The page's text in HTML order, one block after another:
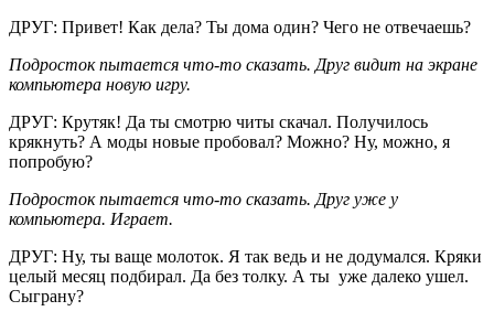
ДРУГ: Привет! Как дела? Ты дома один? Чего не отвечаешь?
Подросток пытается что-то сказать. Друг видит на экране
компьютера новую игру.
ДРУГ: Крутяк! Да ты смотрю читы скачал. Получилось
крякнуть? А моды новые пробовал? Можно? Ну, можно, я
попробую?
Подросток пытается что-то сказать. Друг уже у
компьютера. Играет.
ДРУГ: Ну, ты ваще молоток. Я так ведь и не додумался. Кряки
целый месяц подбирал. Да без толку. А ты уже далеко ушел.
Сыграну?